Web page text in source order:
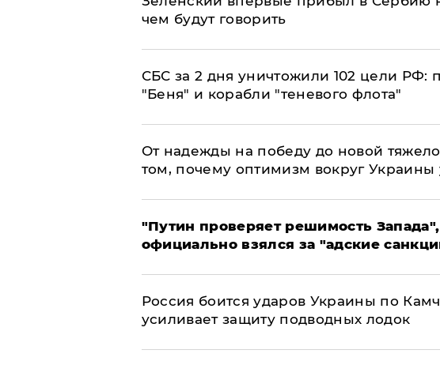
чем будут говорить
СБС за 2 дня уничтожили 102 цели РФ:
"Беня" и корабли "теневого флота"
От надежды на победу до новой
том, почему оптимизм вокруг Украины
"Путин проверяет решимость
официально взялся за "адские
Россия боится ударов Украины по
усиливает защиту подводных лодок